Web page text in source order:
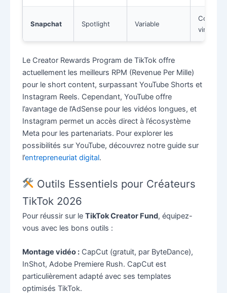
Snapchat Spotlight Variable
Contenu
viral
Le Creator Rewards Program de TikTok offre
actuellement les meilleurs RPM (Revenue Per Mille)
pour le short content, surpassant YouTube Shorts et
Instagram Reels. Cependant, YouTube offre
l’avantage de l’AdSense pour les vidéos longues, et
Instagram permet un accès direct à l’écosystème
Meta pour les partenariats. Pour explorer les
possibilités sur YouTube, découvrez notre guide sur
l’entrepreneuriat digital.
Outils Essentiels pour Créateurs
TikTok 2026
Pour réussir sur le TikTok Creator Fund, équipez-
vous avec les bons outils :
Montage vidéo :CapCut (gratuit, par ByteDance),
InShot, Adobe Premiere Rush. CapCut est
particulièrement adapté avec ses templates
optimisés TikTok.